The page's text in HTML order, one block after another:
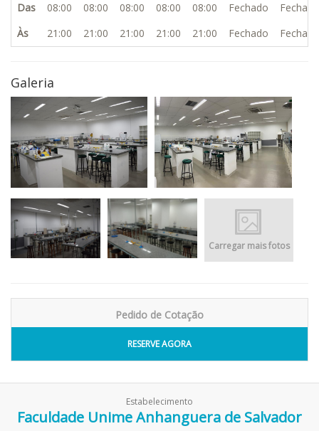
Das
08:00 08:00 08:00 08:00 08:00 Fechado
Fechado
Às
21:00 21:00 21:00 21:00 21:00 Fechado Fechado
Galeria
Carregar mais fotos
Pedido de Cotação
RESERVE AGORA
Estabelecimento
Faculdade Unime Anhanguera de Salvador